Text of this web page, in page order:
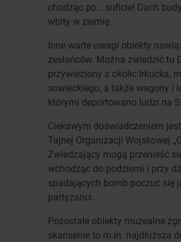
chodząc po… suficie! Dach
wbity w ziemię.
Inne warte uwagi obiekty
zesłańców. Można zwiedzić tu
przywieziony z okolic Irkucka,
sowieckiego, a także wagony i
którymi deportowano ludzi na
Ciekawym doświadczeniem
Tajnej Organizacji Wojskowej
Zwiedzający mogą przenieść
wchodząc do podziemi i przy
spadających bomb poczuć się
partyzanci.
Pozostałe obiekty muzealne
skansenie to m.in. najdłuższa